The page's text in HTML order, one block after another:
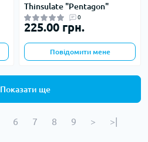
Thinsulate "Pentagon"
0
225.00 грн.
Повідомити мене
Показати ще
6 7 8 9 > >|